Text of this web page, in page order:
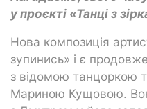
у проєкті «Танці з
Нова композиція
зупинись» і є
з відомою танцоркою
Мариною Кущовою.